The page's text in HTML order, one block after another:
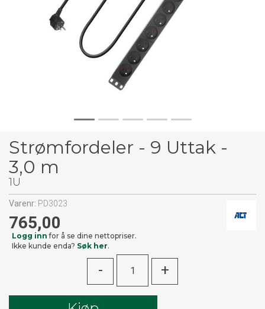
Strømfordeler - 9 Uttak -
3,0 m
1U
Varenr: PD3023
765,00
Logg inn for å se dine nettopriser.
Ikke kunde enda? Søk her.
- +